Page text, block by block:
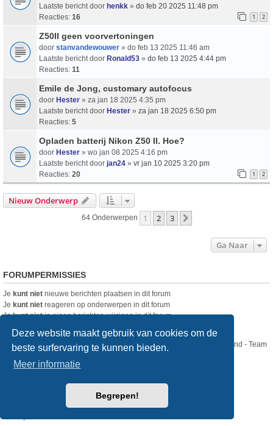
Deze website maakt gebruik van cookies om de
beste surfervaring te kunnen bieden.
Meer informatie
Begrepen!
Laatste bericht door henkk » do feb 20 2025 11:48 pm
Reacties: 16 1 2
Z50II geen voorvertoningen
door stanvandewouwer » do feb 13 2025 11:46 am
Laatste bericht door Ronald53 » do feb 13 2025 4:44 pm
Reacties: 11
Emile de Jong, customary autofocus
door Hester » za jan 18 2025 4:35 pm
Laatste bericht door Hester » za jan 18 2025 6:50 pm
Reacties: 5
Opladen batterij Nikon Z50 II. Hoe?
door Hester » wo jan 08 2025 4:16 pm
Laatste bericht door jan24 » vr jan 10 2025 3:20 pm
Reacties: 20 1 2
Nieuw Onderwerp
64 Onderwerpen 1 2 3
Ga Naar
FORUMPERMISSIES
Je kunt niet nieuwe berichten plaatsen in dit forum
Je kunt niet reageren op onderwerpen in dit forum
Jekunt nietje eigen berichten wijzigen in dit forum
Nikon Club Nederland - Team
Forum
Copyright © Nikon Club Nederland 2023
® Forum Software © phpBB Limited
created by INVENTEA & v12mike